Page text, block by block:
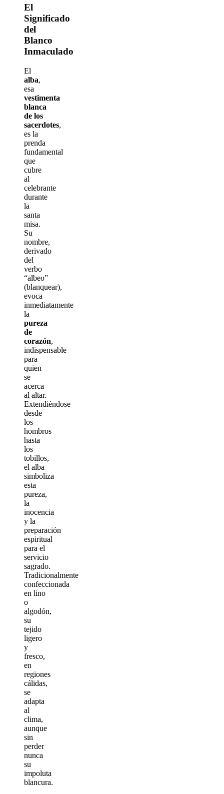
El
Significado
del
Blanco
Inmaculado
El
alba,
esa
vestimenta
blanca
de los
sacerdotes,
es la
prenda
fundamental
que
cubre
al
celebrante
durante
la
santa
misa.
Su
nombre,
derivado
del
verbo
“albeo”
(blanquear),
evoca
inmediatamente
la
pureza
de
corazón,
indispensable
para
quien
se
acerca
al altar.
Extendiéndose
desde
los
hombros
hasta
los
tobillos,
el alba
simboliza
esta
pureza,
la
inocencia
y la
preparación
espiritual
para el
servicio
sagrado.
Tradicionalmente
confeccionada
en lino
o
algodón,
su
tejido
ligero
y
fresco,
en
regiones
cálidas,
se
adapta
al
clima,
aunque
sin
perder
nunca
su
impoluta
blancura.